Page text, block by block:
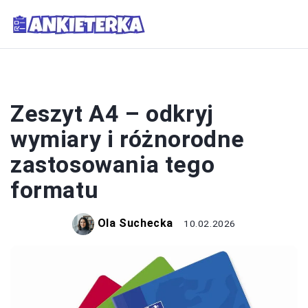
Zeszyt A4 – odkryj
wymiary i różnorodne
zastosowania tego
formatu
Ola Suchecka 10.02.2026